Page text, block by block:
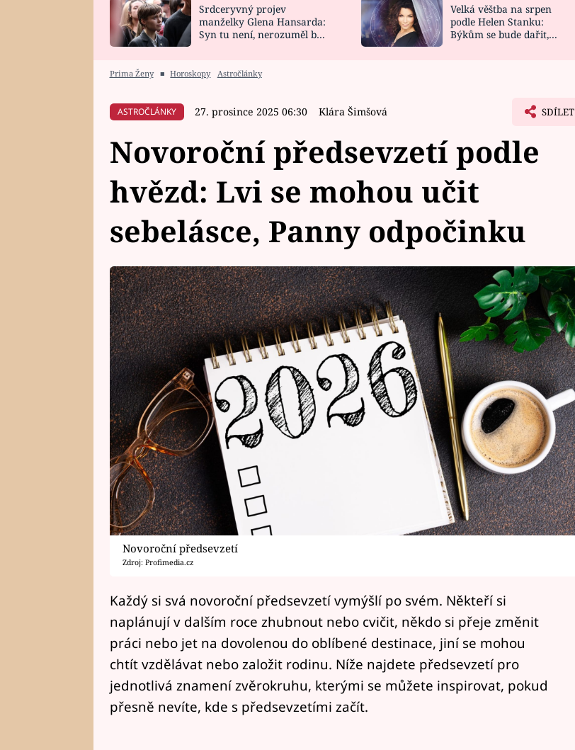
HOROSKOP NA
CELEBRITY
VAŘENÍ
NOVINKY
VIDEORECEPTY
Srdceryvný projev
manželky Glena Hansarda:
Syn tu není, nerozuměl by
Velká věštba na srpen
podle Helen Stanku:
Býkům se bude dařit,
Prima Ženy ■ Horoskopy Astročlánky
ASTROČLÁNKY 27. prosince 2025 06:30 Klára Šimšová SDÍLET
Novoroční předsevzetí podle
hvězd: Lvi se mohou učit
sebelásce, Panny odpočinku
Novoroční předsevzetí
Zdroj: Profimedia.cz
Každý si svá novoroční předsevzetí vymýšlí po svém. Někteří si
naplánují v dalším roce zhubnout nebo cvičit, někdo si přeje změnit
práci nebo jet na dovolenou do oblíbené destinace, jiní se mohou
chtít vzdělávat nebo založit rodinu. Níže najdete předsevzetí pro
jednotlivá znamení zvěrokruhu, kterými se můžete inspirovat, pokud
přesně nevíte, kde s předsevzetími začít.